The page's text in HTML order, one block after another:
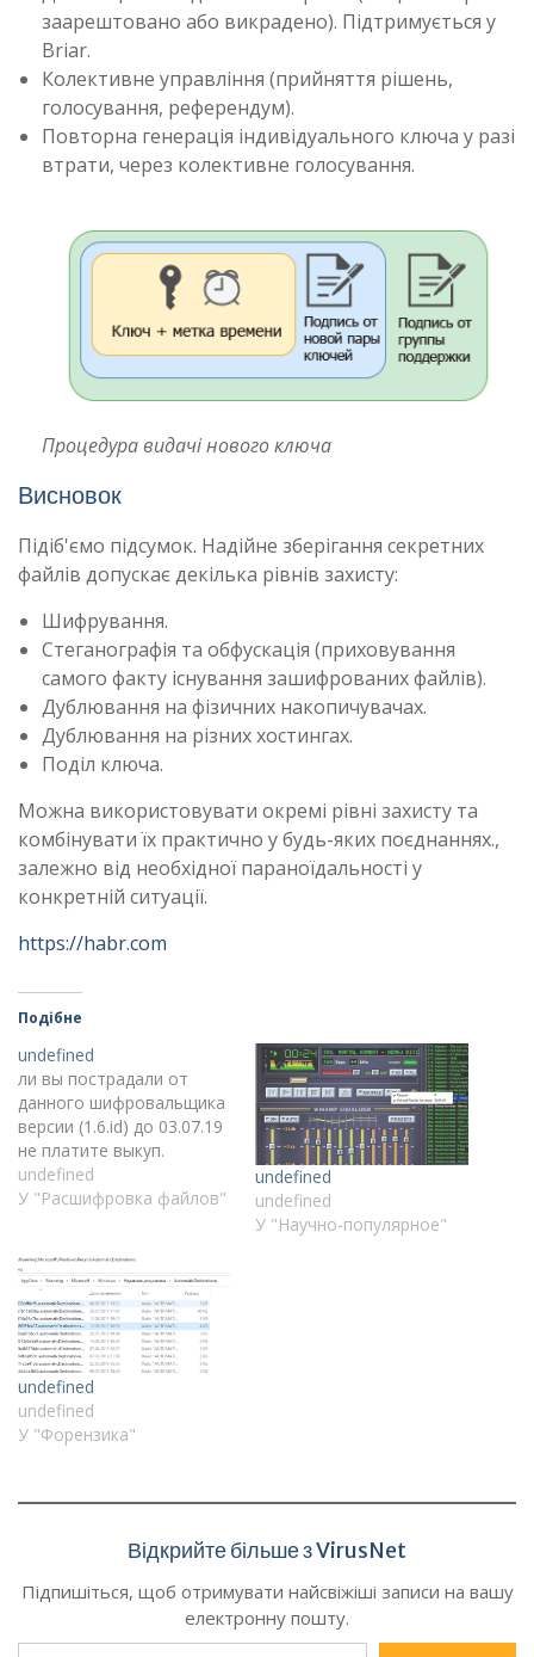
заарештовано або викрадено). Підтримується у
Briar.
Колективне управління (прийняття рішень,
голосування, референдум).
Повторна генерація індивідуального ключа у разі
втрати, через колективне голосування.
Процедура видачі нового ключа
Висновок
Підіб'ємо підсумок. Надійне зберігання секретних
файлів допускає декілька рівнів захисту:
Шифрування.
Стеганографія та обфускація (приховування
самого факту існування зашифрованих файлів).
Дублювання на фізичних накопичувачах.
Дублювання на різних хостингах.
Поділ ключа.
Можна використовувати окремі рівні захисту та
комбінувати їх практично у будь-яких поєднаннях.,
залежно від необхідної параноїдальності у
конкретній ситуації.
https://habr.com
Подібне
undefined
ли вы пострадали от
данного шифровальщика
версии (1.6.id) до 03.07.19
не платите выкуп.
undefined
У "Расшифровка файлов"
undefined
undefined
У "Научно-популярное"
undefined
undefined
У "Форензика"
Відкрийте більше з VirusNet
Підпишіться, щоб отримувати найсвіжіші записи на вашу
електронну пошту.
Введіть адресу електронної пошти…